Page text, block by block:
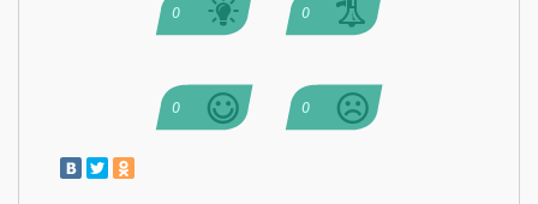
0 0
0 0